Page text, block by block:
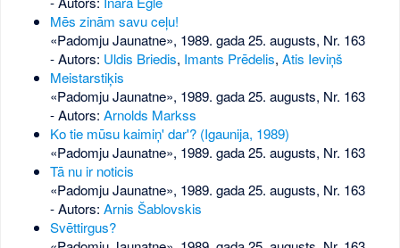
Mēs zinām savu ceļu!
«Padomju Jaunatne», 1989. gada 25. augusts, Nr. 163
- Autors: Uldis Briedis, Imants Prēdelis, Atis Ieviņš
Meistarstiķis
«Padomju Jaunatne», 1989. gada 25. augusts, Nr. 163
- Autors: Arnolds Markss
Ko tie mūsu kaimiņ' dar'? (Igaunija, 1989)
«Padomju Jaunatne», 1989. gada 25. augusts, Nr. 163
Tā nu ir noticis
«Padomju Jaunatne», 1989. gada 25. augusts, Nr. 163
- Autors: Arnis Šablovskis
Svēttirgus?